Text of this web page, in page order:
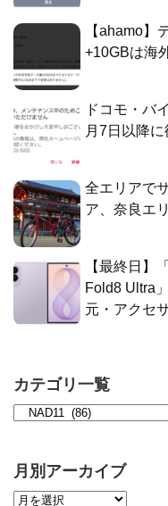
【ahamo】
+10GBは海
ドコモ・バ
月7日以降
全エリアで
ア、奈良エ
【最終日】
Fold8 Ultra
元・アクセ
カテゴリ一覧
月別アーカイブ